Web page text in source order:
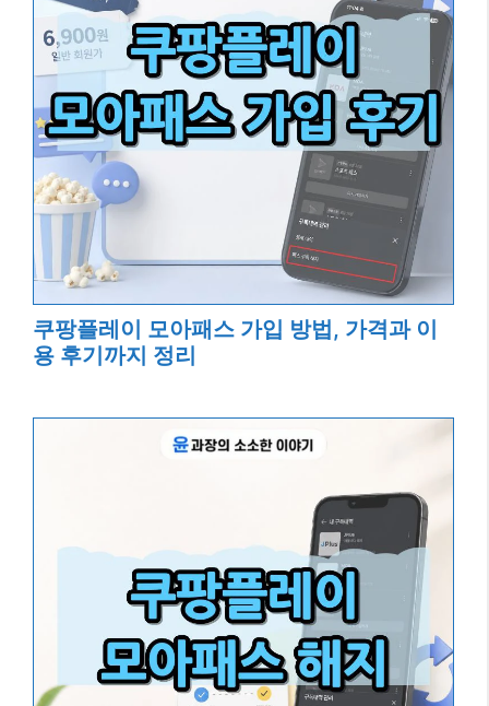
쿠팡플레이 모아패스 가입 방법, 가격과 이
용 후기까지 정리